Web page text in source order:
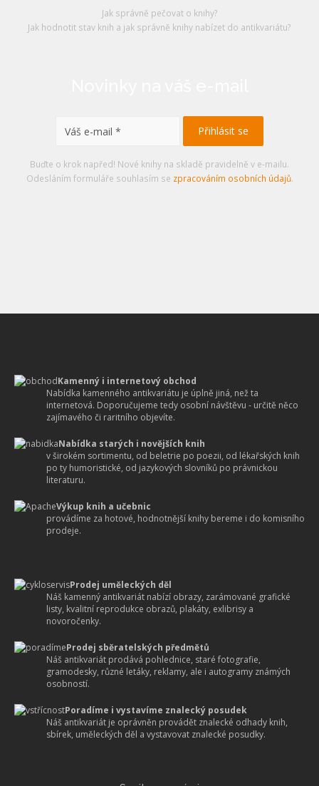
Jak správně pečovat o knihy?
Jak hodnotit stav knih a jak správně knihy nabízet do antikvariátu?
Buďte o krok napřed! Nové knihy na skladě pravidelně v e-mailu.
Odesláním formuláře souhlasím se zpracováním osobních údajů.
Kamenný i internetový obchod
Nabídka kamenného antikvariátu je úplně jiná, než ta
internetová. Doporučujeme tedy osobní návštěvu - určitě něco
zajímavého či raritního objevíte.
Nabídka starých i novějších knih
v širokém sortimentu, od beletrie po poezii, od lékařských knih
po ty humoristické, od jazykových slovníků po právnickou
literaturu.
Výkup knih a učebnic
provádíme za hotové, hodnotnější knihy bereme i do komisního
prodeje.
Prodej uměleckých děl
Náš kamenný antikvariát nabízí obrazy, zarámované grafické
listy, kvalitní reprodukce obrazů, plakáty, exlibrisy a
novoročenky.
Prodej sběratelských předmětů
Náš antikvariát prodává pohlednice, staré fotografie,
gramodesky, různé letáky, reklamy, ale i autogramy známých
osobností.
Poradíme i vystavíme znalecký posudek
Náš antikvariát je oprávněn provádět znalecké odhady knih,
sbírek, uměleckých děl a vystavovat znalecké posudky.